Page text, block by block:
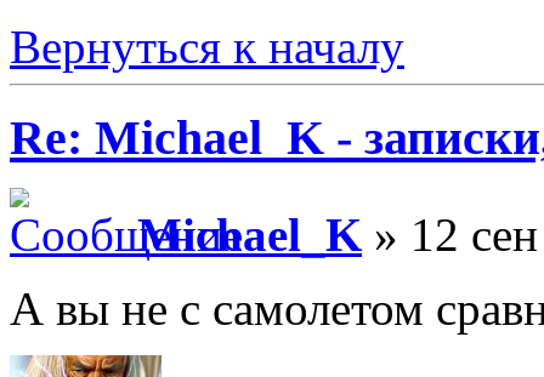
Вернуться к началу
Re: Michael_K -
Michael_K » 12
А вы не с самолетом